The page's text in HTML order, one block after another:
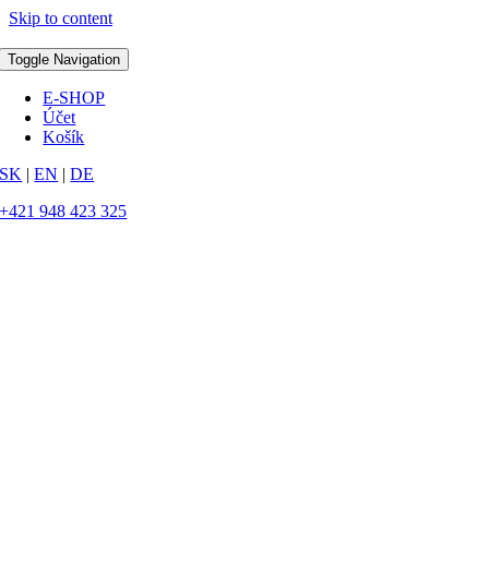
Skip to content
Toggle Navigation
E-SHOP
Účet
Košík
SK |EN |DE
+421 948 423 325